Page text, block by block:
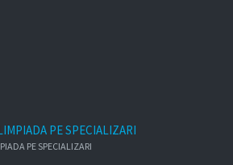
PE SPECIALIZARI
PE SPECIALIZARI